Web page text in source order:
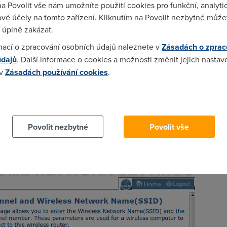
Můžete si ji pojmenovat jako "Byt”, "Domacnost", "WiFi
nefunguje vždy, svou síť můžete před zraky WiFi přijímačů
nikdo ji v seznamu dostupných WiFi sítí již neuvidí.
rozhraní WiFi routerů značky SMC. Pod názvem SSID je
-- pokud nastavíme "DISABLE", jméno sítě nebude v okolí
Povolit vše nám umožníte použití cookies pro funkční,
účely na tomto zařízení. Kliknutím na Povolit nezbytné
zakázat.
o zpracování osobních údajů naleznete vZásadách o
. Další informace o cookies a možnosti změnit jejich
Zásadách používání cookies.
Povolit nezbytné
Povolit vše